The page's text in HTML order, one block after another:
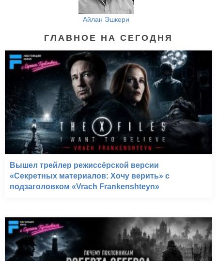
Айлан Эшкери
ГЛАВНОЕ НА СЕГОДНЯ
Вышел трейлер режиссёрской версии
«Секретных материалов: Хочу верить» с
подзаголовком «Vrach Frankenshteyn»